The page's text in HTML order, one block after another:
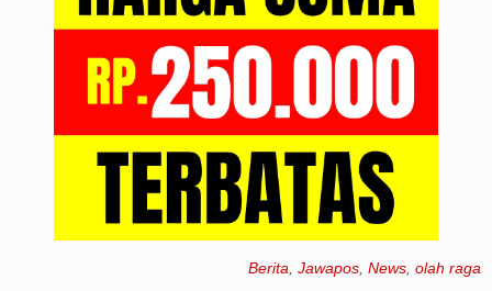
Berita Jawapos News olah raga